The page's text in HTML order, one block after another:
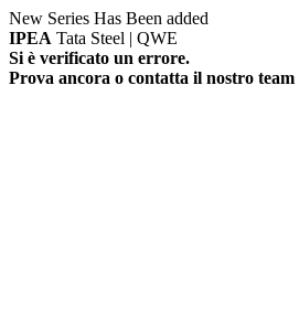
New Series Has Been added
IPEA Tata Steel | QWE
Si è verificato un errore.
Prova ancora o contatta il nostro team